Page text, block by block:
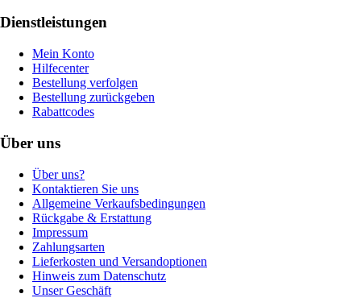
Dienstleistungen
Mein Konto
Hilfecenter
Bestellung verfolgen
Bestellung zurückgeben
Rabattcodes
Über uns
Über uns?
Kontaktieren Sie uns
Allgemeine Verkaufsbedingungen
Rückgabe & Erstattung
Impressum
Zahlungsarten
Lieferkosten und Versandoptionen
Hinweis zum Datenschutz
Unser Geschäft